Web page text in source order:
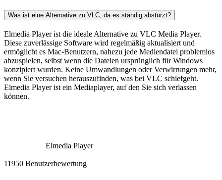
Was ist eine Alternative zu VLC, da es ständig abstürzt?
Elmedia Player ist die ideale Alternative zu VLC Media Player.
Diese zuverlässige Software wird regelmäßig aktualisiert und
ermöglicht es Mac-Benutzern, nahezu jede Mediendatei problemlos
abzuspielen, selbst wenn die Dateien ursprünglich für Windows
konzipiert wurden. Keine Umwandlungen oder Verwirrungen mehr,
wenn Sie versuchen herauszufinden, was bei VLC schiefgeht.
Elmedia Player ist ein Mediaplayer, auf den Sie sich verlassen
können.
Elmedia Player
11950 Benutzerbewertung